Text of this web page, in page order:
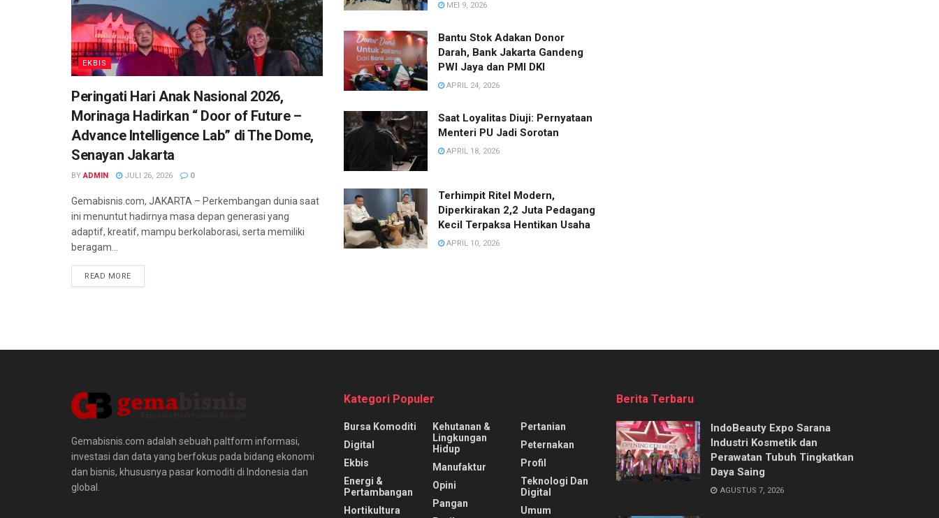
EKBIS
Peringati Hari Anak Nasional 2026,
Morinaga Hadirkan “ Door of Future –
Advance Intelligence Lab” di The Dome,
Senayan Jakarta
BY ADMIN JULI 26, 2026 0
Gemabisnis.com, JAKARTA – Perkembangan dunia saat
ini menuntut hadirnya masa depan generasi yang
adaptif, kreatif, mampu berkolaborasi, serta memiliki
beragam...
READ MORE
MEI 9, 2026
Bantu Stok Adakan Donor
Darah, Bank Jakarta Gandeng
PWI Jaya dan PMI DKI
APRIL 24, 2026
Saat Loyalitas Diuji: Pernyataan
Menteri PU Jadi Sorotan
APRIL 18, 2026
Terhimpit Ritel Modern,
Diperkirakan 2,2 Juta Pedagang
Kecil Terpaksa Hentikan Usaha
APRIL 10, 2026
Gemabisnis.com adalah sebuah paltform informasi,
investasi dan data yang berfokus pada bidang ekonomi
dan bisnis, khususnya pasar komoditi di Indonesia dan
global.
Kategori Populer
Bursa Komoditi
Digital
Ekbis
Energi &
Pertambangan
Hortikultura
Kehutanan &
Lingkungan
Hidup
Manufaktur
Opini
Pangan
Pertanian
Peternakan
Profil
Teknologi Dan
Digital
Umum
Berita Terbaru
IndoBeauty Expo Sarana
Industri Kosmetik dan
Perawatan Tubuh Tingkatkan
Daya Saing
AGUSTUS 7, 2026